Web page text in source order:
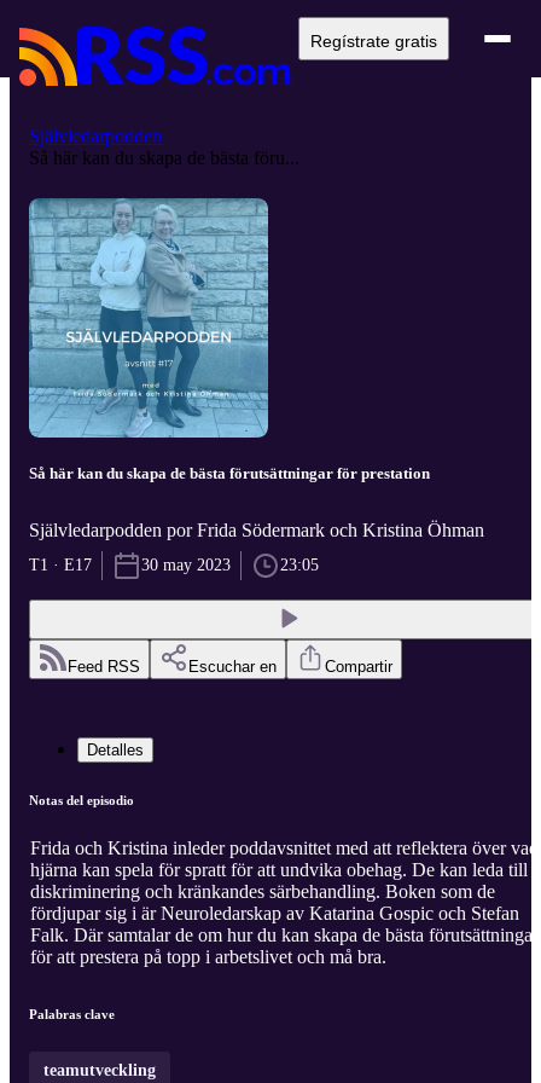
Regístrate gratis
Självledarpodden
Så här kan du skapa de bästa föru...
Så här kan du skapa de bästa förutsättningar för prestation
Självledarpodden por Frida Södermark och Kristina Öhman
T1 · E17 30 may 2023 23:05
Feed RSS Escuchar en Compartir
Detalles
Notas del episodio
Frida och Kristina inleder poddavsnittet med att reflektera över vad
hjärna kan spela för spratt för att undvika obehag. De kan leda till
diskriminering och kränkandes särbehandling. Boken som de
fördjupar sig i är Neuroledarskap av Katarina Gospic och Stefan
Falk. Där samtalar de om hur du kan skapa de bästa förutsättningar
för att prestera på topp i arbetslivet och må bra.
Palabras clave
teamutveckling